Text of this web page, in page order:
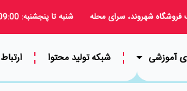
فروشگاه شهروند، سرای محله شنبه تا پنجشنبه: 09:00 الی 18:00
آموزشی شبکه تولید محتوا